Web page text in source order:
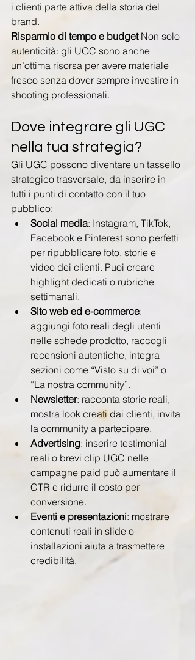
i clienti parte attiva della storia del
brand.
Risparmio di tempo e budget Non solo
autenticità: gli UGC sono anche
un’ottima risorsa per avere materiale
fresco senza dover sempre investire in
shooting professionali.
Dove integrare gli UGC
nella tua strategia?
Gli UGC possono diventare un tassello
strategico trasversale, da inserire in
tutti i punti di contatto con il tuo
pubblico:
Social media: Instagram, TikTok,
Facebook e Pinterest sono perfetti
per ripubblicare foto, storie e
video dei clienti. Puoi creare
highlight dedicati o rubriche
settimanali.
Sito web ed e-commerce:
aggiungi foto reali degli utenti
nelle schede prodotto, raccogli
recensioni autentiche, integra
sezioni come “Visto su di voi” o
“La nostra community”.
Newsletter: racconta storie reali,
mostra look creati dai clienti, invita
la community a partecipare.
Advertising: inserire testimonial
reali o brevi clip UGC nelle
campagne paid può aumentare il
CTR e ridurre il costo per
conversione.
Eventi e presentazioni: mostrare
contenuti reali in slide o
installazioni aiuta a trasmettere
credibilità.